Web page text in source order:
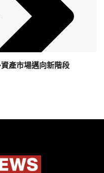
產市場邁向新階段